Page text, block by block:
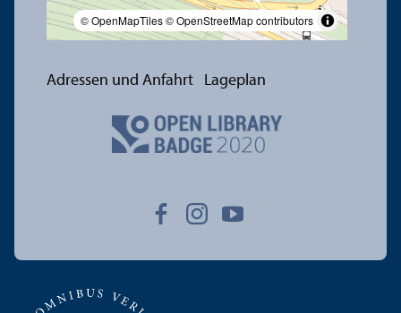
© OpenMapTiles© OpenStreetMap contributors
Adressen und Anfahrt Lageplan